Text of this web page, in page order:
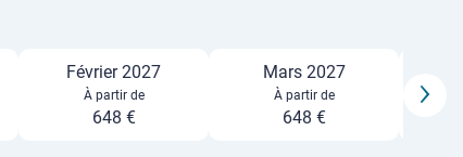
Février 2027
À partir de
648 €
Mars 2027
À partir de
648 €